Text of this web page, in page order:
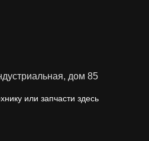
дом 85
или запчасти здесь